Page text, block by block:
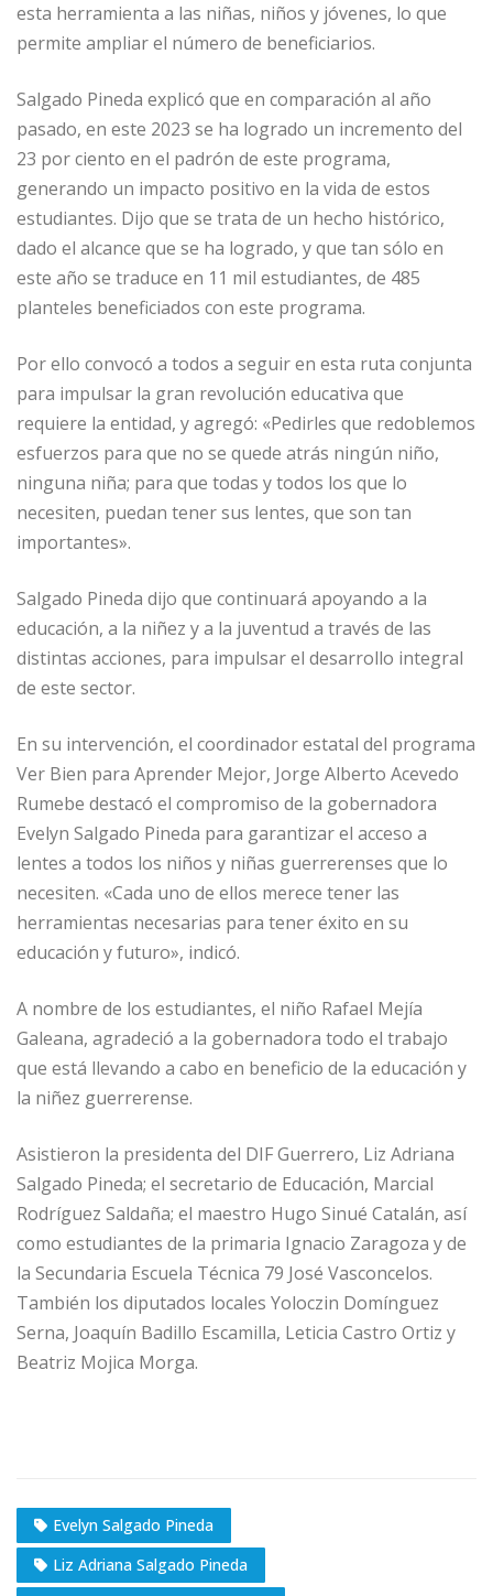
esta herramienta a las niñas, niños y jóvenes, lo que
permite ampliar el número de beneficiarios.
Salgado Pineda explicó que en comparación al año
pasado, en este 2023 se ha logrado un incremento del
23 por ciento en el padrón de este programa,
generando un impacto positivo en la vida de estos
estudiantes. Dijo que se trata de un hecho histórico,
dado el alcance que se ha logrado, y que tan sólo en
este año se traduce en 11 mil estudiantes, de 485
planteles beneficiados con este programa.
Por ello convocó a todos a seguir en esta ruta conjunta
para impulsar la gran revolución educativa que
requiere la entidad, y agregó: «Pedirles que redoblemos
esfuerzos para que no se quede atrás ningún niño,
ninguna niña; para que todas y todos los que lo
necesiten, puedan tener sus lentes, que son tan
importantes».
Salgado Pineda dijo que continuará apoyando a la
educación, a la niñez y a la juventud a través de las
distintas acciones, para impulsar el desarrollo integral
de este sector.
En su intervención, el coordinador estatal del programa
Ver Bien para Aprender Mejor, Jorge Alberto Acevedo
Rumebe destacó el compromiso de la gobernadora
Evelyn Salgado Pineda para garantizar el acceso a
lentes a todos los niños y niñas guerrerenses que lo
necesiten. «Cada uno de ellos merece tener las
herramientas necesarias para tener éxito en su
educación y futuro», indicó.
A nombre de los estudiantes, el niño Rafael Mejía
Galeana, agradeció a la gobernadora todo el trabajo
que está llevando a cabo en beneficio de la educación y
la niñez guerrerense.
Asistieron la presidenta del DIF Guerrero, Liz Adriana
Salgado Pineda; el secretario de Educación, Marcial
Rodríguez Saldaña; el maestro Hugo Sinué Catalán, así
como estudiantes de la primaria Ignacio Zaragoza y de
la Secundaria Escuela Técnica 79 José Vasconcelos.
También los diputados locales Yoloczin Domínguez
Serna, Joaquín Badillo Escamilla, Leticia Castro Ortiz y
Beatriz Mojica Morga.
Evelyn Salgado Pineda
Liz Adriana Salgado Pineda